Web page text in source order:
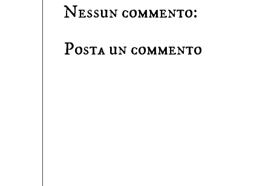
Nessun commento:
Posta un commento